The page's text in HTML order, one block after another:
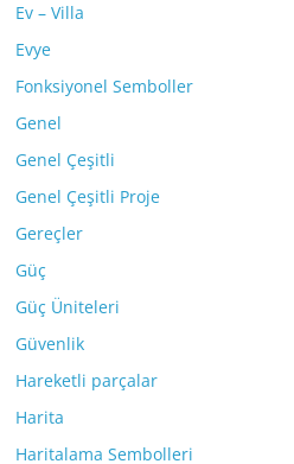
Ev – Villa
Evye
Fonksiyonel Semboller
Genel
Genel Çeşitli
Genel Çeşitli Proje
Gereçler
Güç
Güç Üniteleri
Güvenlik
Hareketli parçalar
Harita
Haritalama Sembolleri